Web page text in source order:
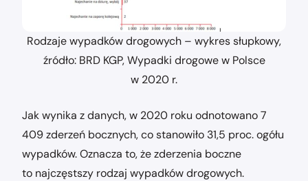
Rodzaje wypadków drogowych – wykres słupkowy,
źródło: BRD KGP, Wypadki drogowe w Polsce
w 2020 r.
Jak wynika z danych, w 2020 roku odnotowano 7
409 zderzeń bocznych, co stanowiło 31,5 proc. ogółu
wypadków. Oznacza to, że zderzenia boczne
to najczęstszy rodzaj wypadków drogowych.